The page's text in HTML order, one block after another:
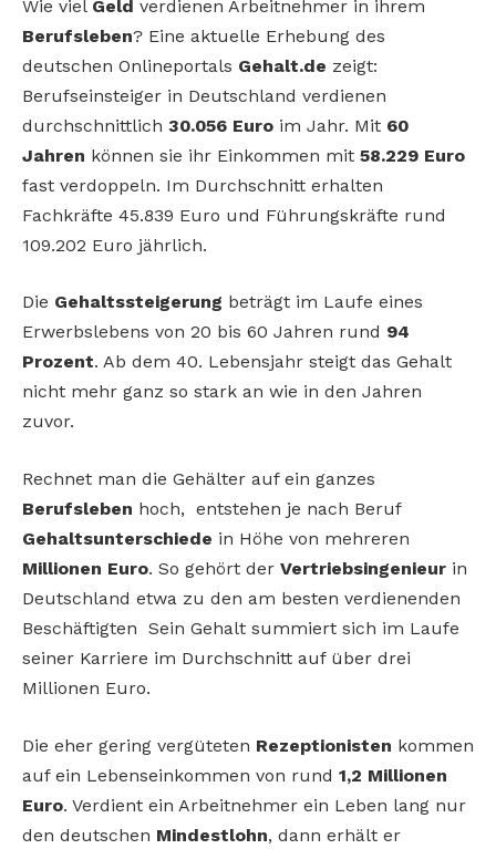
Wie viel Geld verdienen Arbeitnehmer in ihrem
Berufsleben? Eine aktuelle Erhebung des
deutschen Onlineportals Gehalt.de zeigt:
Berufseinsteiger in Deutschland verdienen
durchschnittlich 30.056 Euro im Jahr. Mit 60
Jahren können sie ihr Einkommen mit 58.229 Euro
fast verdoppeln. Im Durchschnitt erhalten
Fachkräfte 45.839 Euro und Führungskräfte rund
109.202 Euro jährlich.
Die Gehaltssteigerung beträgt im Laufe eines
Erwerbslebens von 20 bis 60 Jahren rund 94
Prozent. Ab dem 40. Lebensjahr steigt das Gehalt
nicht mehr ganz so stark an wie in den Jahren
zuvor.
Rechnet man die Gehälter auf ein ganzes
Berufsleben hoch, entstehen je nach Beruf
Gehaltsunterschiede in Höhe von mehreren
Millionen Euro. So gehört der Vertriebsingenieur in
Deutschland etwa zu den am besten verdienenden
Beschäftigten Sein Gehalt summiert sich im Laufe
seiner Karriere im Durchschnitt auf über drei
Millionen Euro.
Die eher gering vergüteten Rezeptionisten kommen
auf ein Lebenseinkommen von rund 1,2 Millionen
Euro. Verdient ein Arbeitnehmer ein Leben lang nur
den deutschen Mindestlohn, dann erhält er